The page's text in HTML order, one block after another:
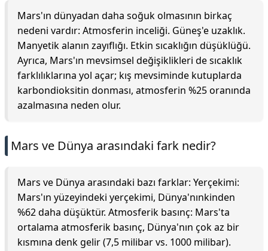
Mars'ın dünyadan daha soğuk olmasının birkaç
nedeni vardır: Atmosferin inceliği. Güneş'e uzaklık.
Manyetik alanın zayıflığı. Etkin sıcaklığın düşüklüğü.
Ayrıca, Mars'ın mevsimsel değişiklikleri de sıcaklık
farklılıklarına yol açar; kış mevsiminde kutuplarda
karbondioksitin donması, atmosferin %25 oranında
azalmasına neden olur.
Mars ve Dünya arasındaki fark nedir?
Mars ve Dünya arasındaki bazı farklar: Yerçekimi:
Mars'ın yüzeyindeki yerçekimi, Dünya'nınkinden
%62 daha düşüktür. Atmosferik basınç: Mars'ta
ortalama atmosferik basınç, Dünya'nın çok az bir
kısmına denk gelir (7,5 milibar vs. 1000 milibar).